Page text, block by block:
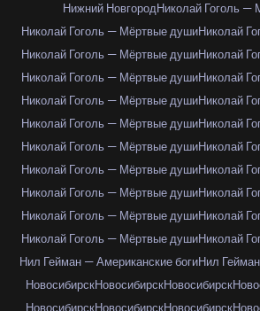
Нижний НовгородНиколай Гоголь —
Николай Гоголь — Мёртвые душиНиколай
Николай Гоголь — Мёртвые душиНиколай
Николай Гоголь — Мёртвые душиНиколай
Николай Гоголь — Мёртвые душиНиколай
Николай Гоголь — Мёртвые душиНиколай
Николай Гоголь — Мёртвые душиНиколай
Николай Гоголь — Мёртвые душиНиколай
Николай Гоголь — Мёртвые душиНиколай
Николай Гоголь — Мёртвые душиНиколай
Николай Гоголь — Мёртвые душиНиколай
Нил Гейман — Американские богиНил
НовосибирскНовосибирскНовосибирск